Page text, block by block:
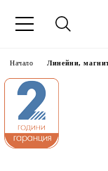
Начало Линейни,